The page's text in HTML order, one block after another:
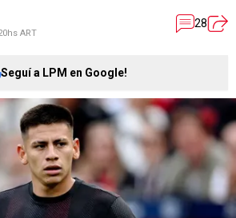
ART
28
Seguí a LPM en Google!